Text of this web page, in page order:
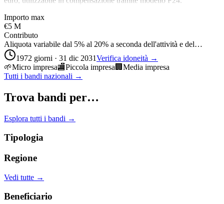
Importo max
€5 M
Contributo
Aliquota variabile dal 5% al 20% a seconda dell'attività e del…
1972 giorni · 31 dic 2031Verifica idoneità →
🌱Micro impresa🏬Piccola impresa 🏢 Media impresa
Tutti i bandi nazionali →
Trova bandi per…
Esplora tutti i bandi →
Tipologia
Regione
Vedi tutte →
Beneficiario